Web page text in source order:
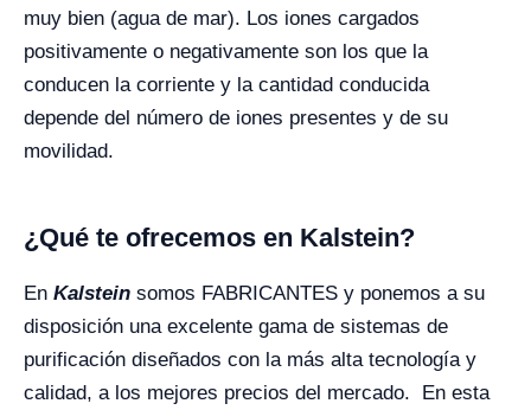
muy bien (agua de mar). Los iones cargados
positivamente o negativamente son los que la
conducen la corriente y la cantidad conducida
depende del número de iones presentes y de su
movilidad.
¿Qué te ofrecemos en Kalstein?
En Kalstein somos FABRICANTES y ponemos a su
disposición una excelente gama de sistemas de
purificación diseñados con la más alta tecnología y
calidad, a los mejores precios del mercado. En esta